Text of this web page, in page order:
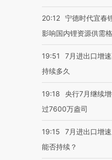
20:12 宁德时代宜春
影响国内锂资源供需
19:51
7月进出口增
持续多久
19:18
央行7月继续
过7600万盎司
19:15
7月进出口增
能否持续？